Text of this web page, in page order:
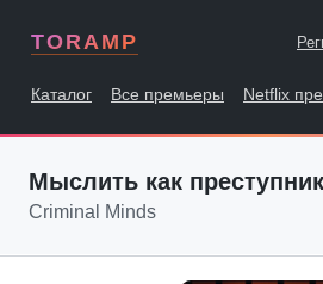
TORAMP
Каталог Все премьеры Netflix
Мыслить как преступник
Criminal Minds